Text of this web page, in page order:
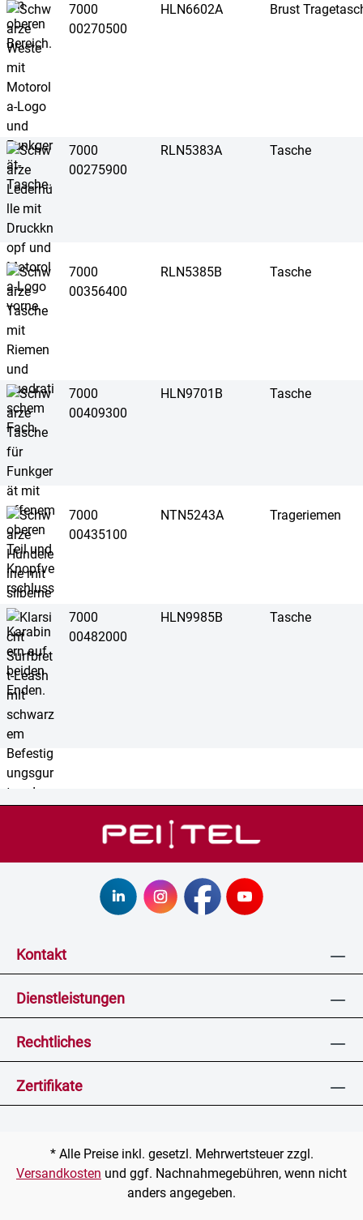
7000
00270500
HLN6602A Brust
7000
00275900
RLN5383A Tasche
7000
00356400
RLN5385B Tasche
7000
00409300
HLN9701B Tasche
7000
00435100
NTN5243A Trageriemen
7000
00482000
HLN9985B Tasche
Kontakt
Dienstleistungen
Rechtliches
Zertifikate
* Alle Preise inkl. gesetzl. Mehrwertsteuer zzgl.
Versandkosten und ggf. Nachnahmegebühren, wenn nicht
anders angegeben.